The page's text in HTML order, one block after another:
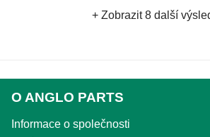
+ Zobrazit 8 další
O ANGLO PARTS
Informace o společnosti